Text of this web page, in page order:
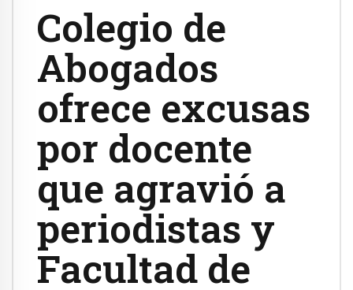
Colegio de
Abogados
ofrece excusas
por docente
que agravió a
periodistas y
Facultad de